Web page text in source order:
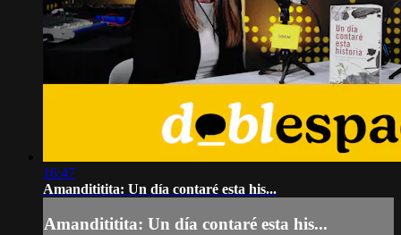
16:47
Amandititita: Un día contaré esta his...
Amandititita: Un día contaré esta his...